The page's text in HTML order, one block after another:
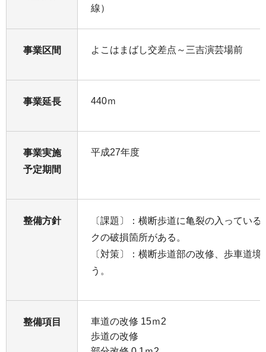
線）
事業区間 よこはまばし交差点～三吉演芸場前
事業延長 440ｍ
事業実施
予定期間
平成27年度
整備方針
〔課題〕：横断歩道に亀裂の入ってい
クの破損箇所がある。
〔対策〕：横断歩道部の改修、歩車道
う。
整備項目
車道の改修 15ｍ2
歩道の改修